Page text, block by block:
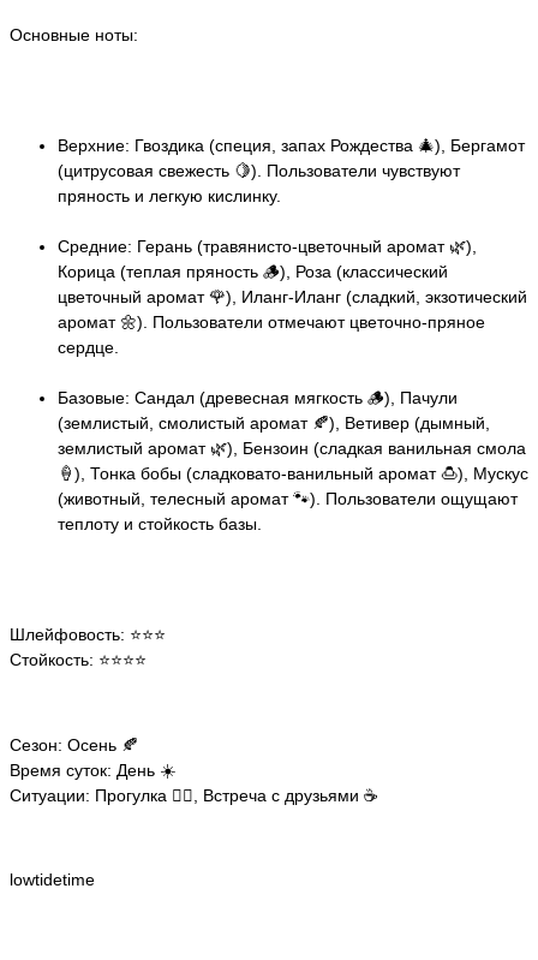
Основные ноты:
Верхние: Гвоздика (специя, запах Рождества 🎄), Бергамот
(цитрусовая свежесть 🍋). Пользователи чувствуют
пряность и легкую кислинку.
Средние: Герань (травянисто-цветочный аромат 🌿),
Корица (теплая пряность 🪵), Роза (классический
цветочный аромат 🌹), Иланг-Иланг (сладкий, экзотический
аромат 🌼). Пользователи отмечают цветочно-пряное
сердце.
Базовые: Сандал (древесная мягкость 🪵), Пачули
(землистый, смолистый аромат 🍂), Ветивер (дымный,
землистый аромат 🌿), Бензоин (сладкая ванильная смола
🍦), Тонка бобы (сладковато-ванильный аромат 🍮), Мускус
(животный, телесный аромат 🐾). Пользователи ощущают
теплоту и стойкость базы.
Шлейфовость: ⭐️⭐️⭐️
Стойкость: ⭐️⭐️⭐️⭐️
Сезон: Осень 🍂
Время суток: День ☀️
Ситуации: Прогулка 🚶‍♀️, Встреча с друзьями ☕
lowtidetime